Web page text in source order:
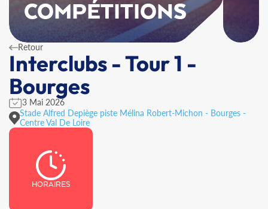
COMPÉTITIONS
Retour
Interclubs - Tour 1 -
Bourges
3 Mai 2026
Stade Alfred Depiège piste Mélina Robert-Michon - Bourges -
Centre Val De Loire
HORAIRES